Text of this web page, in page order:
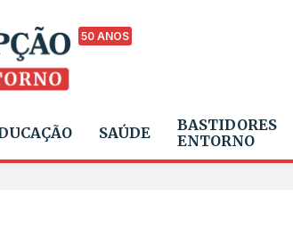
50 ANOS
SAÚDE
BASTIDORES
ENTORNO